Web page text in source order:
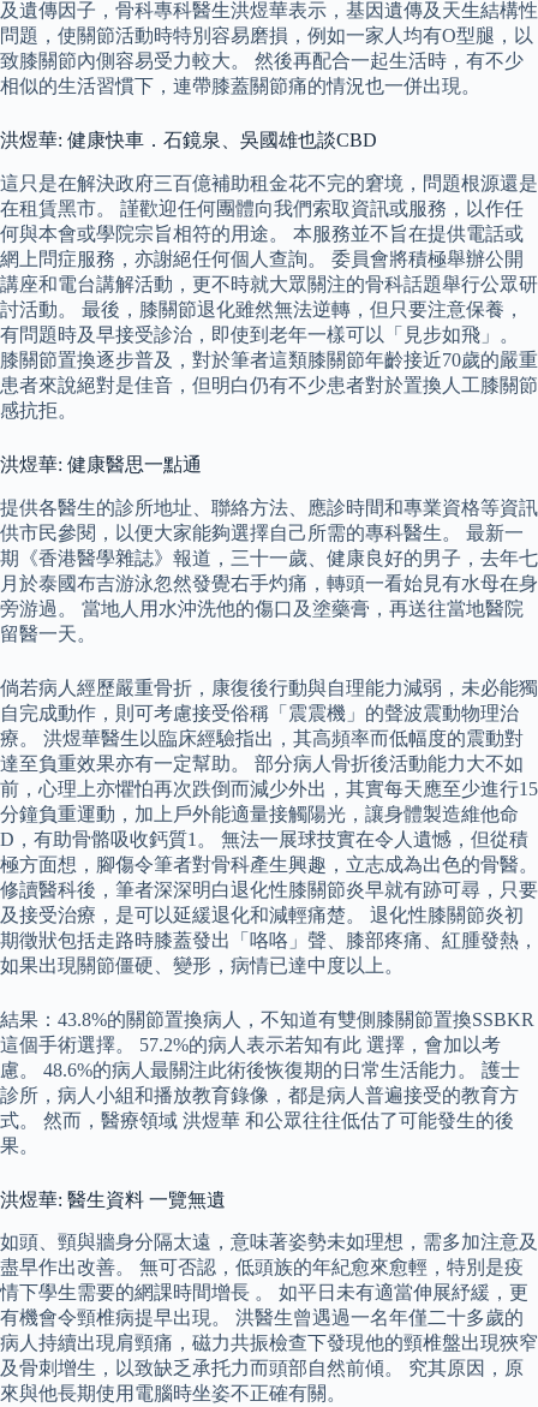
及遺傳因子，骨科專科醫生洪煜華表示，基因遺傳及天生結構性
問題，使關節活動時特別容易磨損，例如一家人均有O型腿，以
致膝關節內側容易受力較大。 然後再配合一起生活時，有不少
相似的生活習慣下，連帶膝蓋關節痛的情況也一併出現。
洪煜華: 健康快車．石鏡泉、吳國雄也談CBD
這只是在解決政府三百億補助租金花不完的窘境，問題根源還是
在租賃黑市。 謹歡迎任何團體向我們索取資訊或服務，以作任
何與本會或學院宗旨相符的用途。 本服務並不旨在提供電話或
網上問症服務，亦謝絕任何個人查詢。 委員會將積極舉辦公開
講座和電台講解活動，更不時就大眾關注的骨科話題舉行公眾研
討活動。 最後，膝關節退化雖然無法逆轉，但只要注意保養，
有問題時及早接受診治，即使到老年一樣可以「見步如飛」。
膝關節置換逐步普及，對於筆者這類膝關節年齡接近70歲的嚴重
患者來說絕對是佳音，但明白仍有不少患者對於置換人工膝關節
感抗拒。
洪煜華: 健康醫思一點通
提供各醫生的診所地址、聯絡方法、應診時間和專業資格等資訊
供市民參閱，以便大家能夠選擇自己所需的專科醫生。 最新一
期《香港醫學雜誌》報道，三十一歲、健康良好的男子，去年七
月於泰國布吉游泳忽然發覺右手灼痛，轉頭一看始見有水母在身
旁游過。 當地人用水沖洗他的傷口及塗藥膏，再送往當地醫院
留醫一天。
倘若病人經歷嚴重骨折，康復後行動與自理能力減弱，未必能獨
自完成動作，則可考慮接受俗稱「震震機」的聲波震動物理治
療。 洪煜華醫生以臨床經驗指出，其高頻率而低幅度的震動對
達至負重效果亦有一定幫助。 部分病人骨折後活動能力大不如
前，心理上亦懼怕再次跌倒而減少外出，其實每天應至少進行15
分鐘負重運動，加上戶外能適量接觸陽光，讓身體製造維他命
D，有助骨骼吸收鈣質1。 無法一展球技實在令人遺憾，但從積
極方面想，腳傷令筆者對骨科產生興趣，立志成為出色的骨醫。
修讀醫科後，筆者深深明白退化性膝關節炎早就有跡可尋，只要
及接受治療，是可以延緩退化和減輕痛楚。 退化性膝關節炎初
期徵狀包括走路時膝蓋發出「咯咯」聲、膝部疼痛、紅腫發熱，
如果出現關節僵硬、變形，病情已達中度以上。
結果：43.8%的關節置換病人，不知道有雙側膝關節置換SSBKR
這個手術選擇。 57.2%的病人表示若知有此 選擇，會加以考
慮。 48.6%的病人最關注此術後恢復期的日常生活能力。 護士
診所，病人小組和播放教育錄像，都是病人普遍接受的教育方
式。 然而，醫療領域 洪煜華 和公眾往往低估了可能發生的後
果。
洪煜華: 醫生資料 一覽無遺
如頭、頸與牆身分隔太遠，意味著姿勢未如理想，需多加注意及
盡早作出改善。 無可否認，低頭族的年紀愈來愈輕，特別是疫
情下學生需要的網課時間增長 。 如平日未有適當伸展紓緩，更
有機會令頸椎病提早出現。 洪醫生曾遇過一名年僅二十多歲的
病人持續出現肩頸痛，磁力共振檢查下發現他的頸椎盤出現狹窄
及骨刺增生，以致缺乏承托力而頭部自然前傾。 究其原因，原
來與他長期使用電腦時坐姿不正確有關。